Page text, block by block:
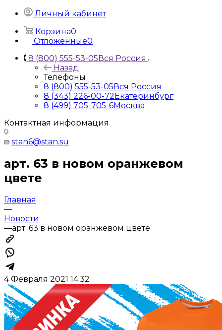
Личный кабинет
Корзина0
Отложенные0
8 (800) 555-53-05Вся Россия
Назад
Телефоны
8 (800) 555-53-05Вся Россия
8 (343) 226-00-72Екатеринбург
8 (499) 705-705-6Москва
Контактная информация
stan6@stan.su
арт. 63 в новом оранжевом
цвете
Главная
—
Новости
—арт. 63 в новом оранжевом цвете
4 Февраля 2021 14:32